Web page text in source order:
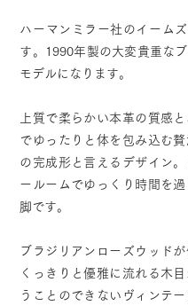
ハーマンミラー社のイーム
す。1990年製の大変貴重な
モデルになります。
上質で柔らかい本革の質感
でゆったりと体を包み込む
の完成形と言えるデザイン
ールームでゆっくり時間を
脚です。
ブラジリアンローズウッド
くっきりと優雅に流れる木
うことのできないヴィンテ